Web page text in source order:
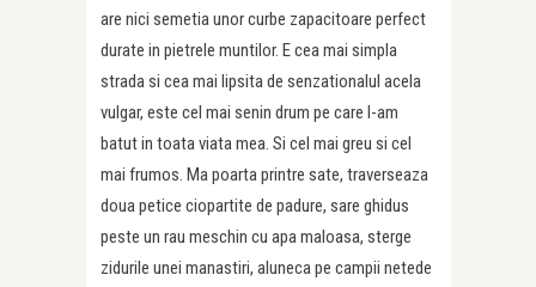
are nici semetia unor curbe zapacitoare perfect
durate in pietrele muntilor. E cea mai simpla
strada si cea mai lipsita de senzationalul acela
vulgar, este cel mai senin drum pe care l-am
batut in toata viata mea. Si cel mai greu si cel
mai frumos. Ma poarta printre sate, traverseaza
doua petice ciopartite de padure, sare ghidus
peste un rau meschin cu apa maloasa, sterge
zidurile unei manastiri, aluneca pe campii netede